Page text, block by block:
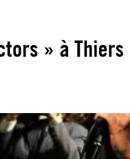
» à Thiers